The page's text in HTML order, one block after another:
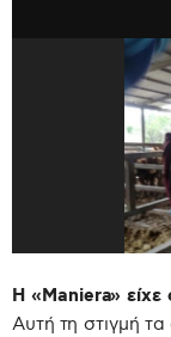
Η «Maniera»
Αυτή τη στιγμή τα